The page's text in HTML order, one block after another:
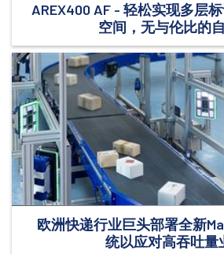
AREX400 AF - 轻松实现多层
空间，无与伦比的
欧洲快递行业巨头部署全新
统以应对高吞吐量